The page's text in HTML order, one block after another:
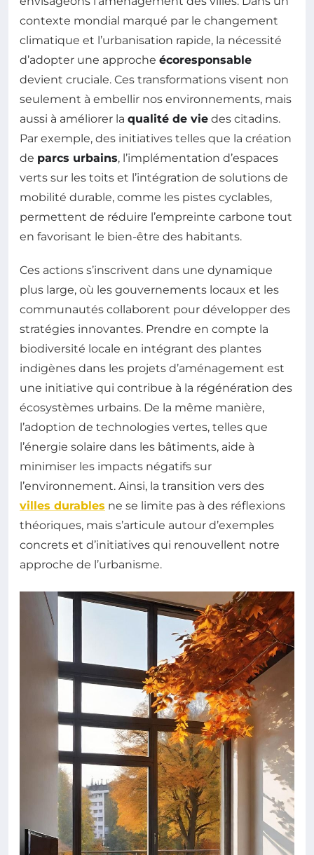
contexte mondial marqué par le changement
climatique et l’urbanisation rapide, la nécessité
d’adopter une approche écoresponsable
devient cruciale. Ces transformations visent non
seulement à embellir nos environnements, mais
aussi à améliorer la qualité de vie des citadins.
Par exemple, des initiatives telles que la création
de parcs urbains, l’implémentation d’espaces
verts sur les toits et l’intégration de solutions de
mobilité durable, comme les pistes cyclables,
permettent de réduire l’empreinte carbone tout
en favorisant le bien-être des habitants.
Ces actions s’inscrivent dans une dynamique
plus large, où les gouvernements locaux et les
communautés collaborent pour développer des
stratégies innovantes. Prendre en compte la
biodiversité locale en intégrant des plantes
indigènes dans les projets d’aménagement est
une initiative qui contribue à la régénération des
écosystèmes urbains. De la même manière,
l’adoption de technologies vertes, telles que
l’énergie solaire dans les bâtiments, aide à
minimiser les impacts négatifs sur
l’environnement. Ainsi, la transition vers des
villes durables ne se limite pas à des réflexions
théoriques, mais s’articule autour d’exemples
concrets et d’initiatives qui renouvellent notre
approche de l’urbanisme.